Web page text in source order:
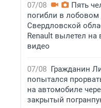
07/08
Пять
погибли в
Свердловской
Renault вылетел на
видео
07/08 Гражданин
попытался
на автомобиле
закрытый